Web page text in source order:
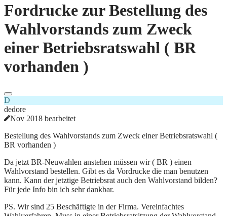
Fordrucke zur Bestellung des
Wahlvorstands zum Zweck
einer Betriebsratswahl ( BR
vorhanden )
D
dedore
Nov 2018 bearbeitet
Bestellung des Wahlvorstands zum Zweck einer Betriebsratswahl (
BR vorhanden )
Da jetzt BR-Neuwahlen anstehen müssen wir ( BR ) einen
Wahlvorstand bestellen. Gibt es da Vordrucke die man benutzen
kann. Kann der jetztige Betriebsrat auch den Wahlvorstand bilden?
Für jede Info bin ich sehr dankbar.
PS. Wir sind 25 Beschäftigte in der Firma. Vereinfachtes